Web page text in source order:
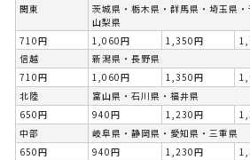
関東
茨城県・栃木県・群馬県・埼玉県
山梨県
710円
1,060円 1,350円
信越
新潟県・長野県
710円
1,060円 1,350円
北陸
富山県・石川県・福井県
650円
940円 1,230円
中部
岐阜県・静岡県・愛知県・三重県
650円
940円 1,230円